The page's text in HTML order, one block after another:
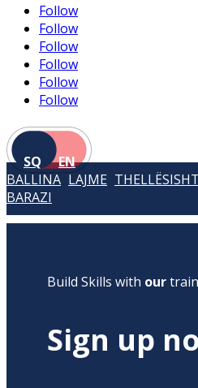
Follow
Follow
Follow
Follow
Follow
Follow
SQ EN
BALLINA LAJME THELLËSISHT
BARAZI
Build Skills with our
Sign up